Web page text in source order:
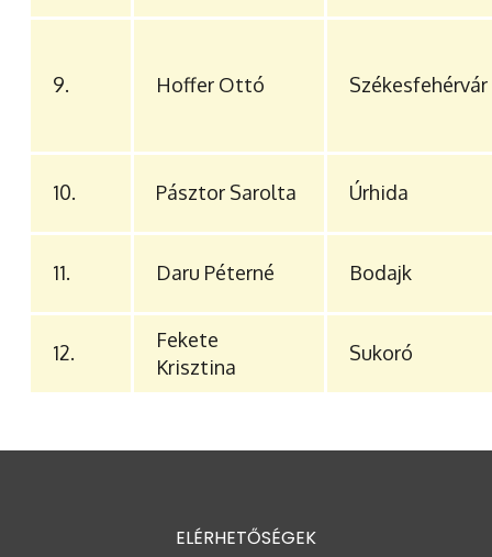
9. Hoffer Ottó Székesfehérvár
10. Pásztor Sarolta Úrhida
11. Daru Péterné Bodajk
12.
Fekete
Krisztina
Sukoró
ELÉRHETŐSÉGEK